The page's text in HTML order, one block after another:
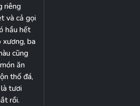
riêng
và cả gọi
hầu hết
xương, ba
cũng
ăn
thố đá,
tươi
rồi.